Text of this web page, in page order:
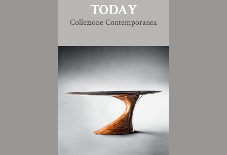
TODAY
Collezione Contemporanea